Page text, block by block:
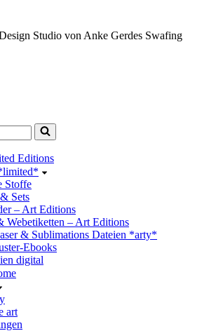
Studio von Anke Gerdes Swafing
Editions
Stoffe
Sets
– Art Editions
Webetiketten – Art Editions
& Sublimations Dateien *arty*
Ebooks
digital
art